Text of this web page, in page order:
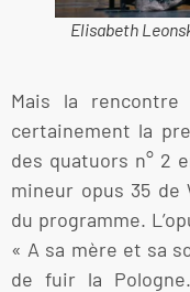
Elisabeth
Mais la
certainement la
des quatuors n° 2
mineur opus 35 de
du programme.
« A sa mère et sa
de fuir la